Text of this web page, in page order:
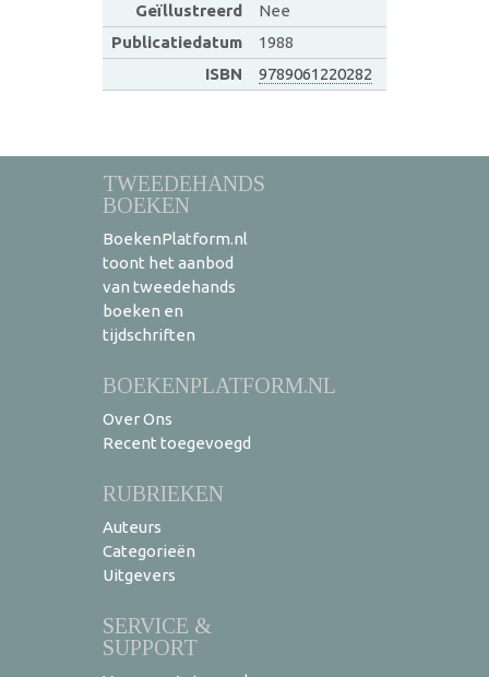
Geïllustreerd
Nee
Publicatiedatum
1988
ISBN
9789061220282
TWEEDEHANDS
BOEKEN
BoekenPlatform.nl
toont het aanbod
van tweedehands
boeken en
tijdschriften
BOEKENPLATFORM.NL
Over Ons
Recent toegevoegd
RUBRIEKEN
Auteurs
Categorieën
Uitgevers
SERVICE &
SUPPORT